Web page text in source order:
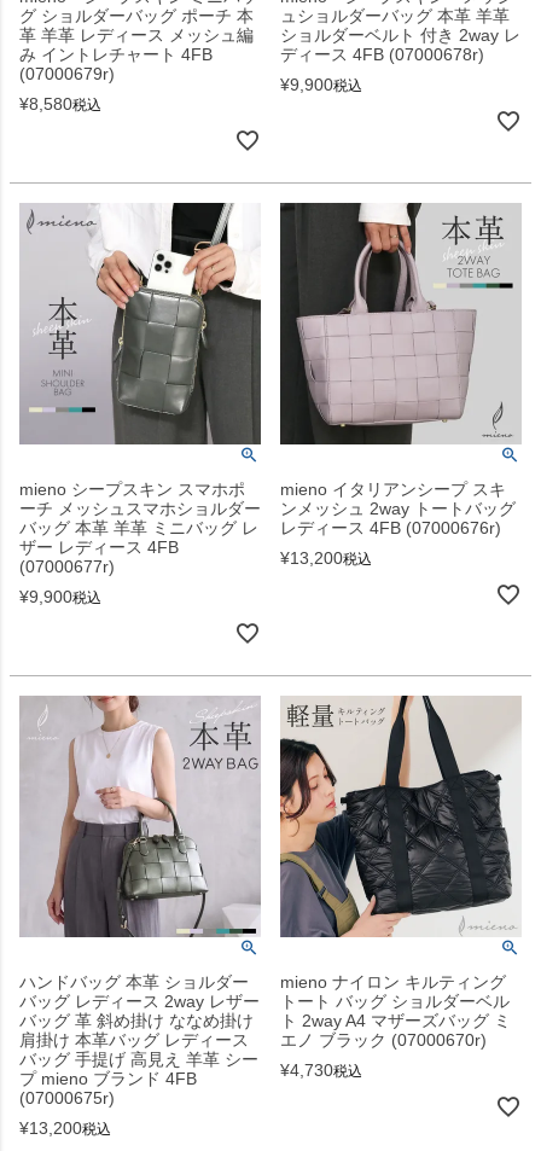
グ ショルダーバッグ ポーチ 本
革 羊革 レディース メッシュ編
み イントレチャート 4FB
(07000679r)
¥8,580税込
ュショルダーバッグ 本革 羊革
ショルダーベルト 付き 2way レ
ディース 4FB (07000678r)
¥9,900税込
mieno シープスキン スマホポ
ーチ メッシュスマホショルダー
バッグ 本革 羊革 ミニバッグ レ
ザー レディース 4FB
(07000677r)
¥9,900税込
mieno イタリアンシープ スキ
ンメッシュ 2way トートバッグ
レディース 4FB (07000676r)
¥13,200税込
ハンドバッグ 本革 ショルダー
バッグ レディース 2way レザー
バッグ 革 斜め掛け ななめ掛け
肩掛け 本革バッグ レディース
バッグ 手提げ 高見え 羊革 シー
プ mieno ブランド 4FB
(07000675r)
¥13,200税込
mieno ナイロン キルティング
トート バッグ ショルダーベル
ト 2way A4 マザーズバッグ ミ
エノ ブラック (07000670r)
¥4,730税込